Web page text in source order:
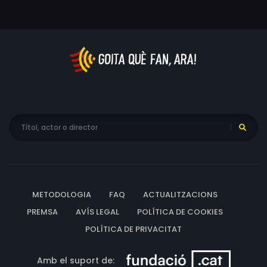
Pittenger, Roberta Randall, Clark Ross, James Seay,
Vincent St. Cyr, Ron Stein, Kelly Thordsen, George Tracy,
METODOLOGIA FAQ
ACTUALITZACIONS
PREMSA
AVÍS LEGAL
POLÍTICA DE COOKIES
POLÍTICA DE PRIVACITAT
Amb el suport de: